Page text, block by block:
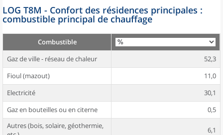
LOG T8M - Confort des résidences principales :
combustible principal de chauffage
Combustible
Gaz de ville - réseau de chaleur
52,3
Fioul (mazout)
11,0
Electricité
30,1
Gaz en bouteilles ou en citerne
0,5
Autres (bois, solaire, géothermie,
6,1